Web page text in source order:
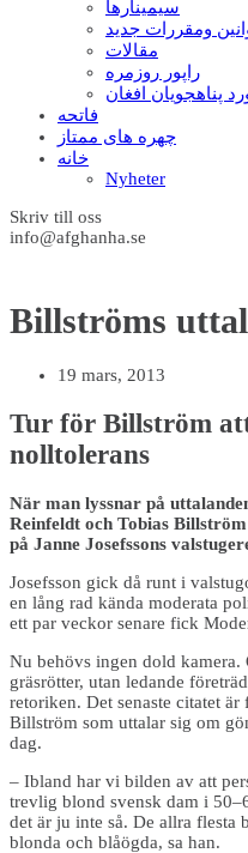
سيمينارها
ومقررات جديد
مقالات
راپور روزمره
پناهجويان افغان
فاتحه
چهره های ممتاز
خانه
Nyheter
Skriv till oss
info@afghanha.se
Billströms
19 mars, 2013
Tur för Billström
nolltolerans
När man lyssnar på
Reinfeldt och Tobias
på Janne Josefssons
Josefsson gick då runt i
en lång rad kända moderata
ett par veckor senare fick
Nu behövs ingen dold kamera.
gräsrötter, utan ledande
retoriken. Det senaste citatet
Billström som uttalar sig om
dag.
– Ibland har vi bilden av att
trevlig blond svensk dam i
det är ju inte så. De allra flesta
blonda och blåögda, sa han.